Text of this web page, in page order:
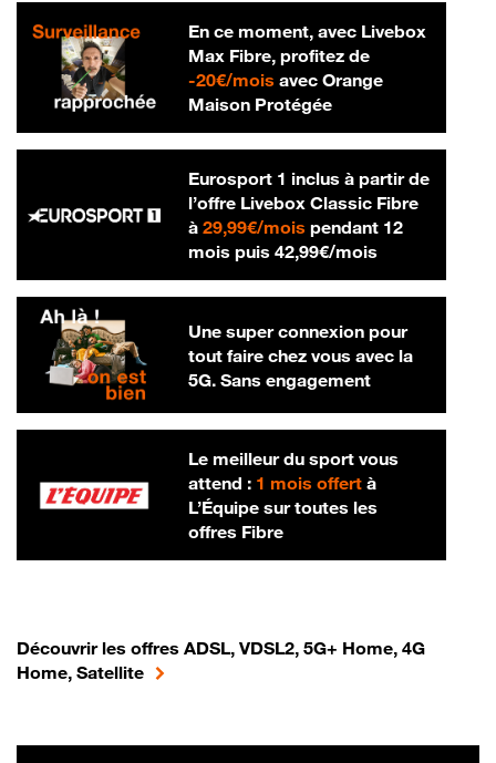
En ce moment, avec Livebox
Max Fibre, profitez de
-20€/mois20 € par mois
avec Orange
Maison Protégée
Eurosport 1 inclus à partir de
l’offre Livebox Classic Fibre
à 29,99€/mois29,99 € par mois
pendant 12
mois puis 42,99€/mois42,99 € par
Une super connexion pour
tout faire chez vous avec la
5G. Sans engagement
Le meilleur du sport vous
attend : 1 mois offertà
L’Équipe sur toutes les
offres Fibre
Découvrir les offres ADSL, VDSL2, 5G+ Home, 4G
Home, Satellite